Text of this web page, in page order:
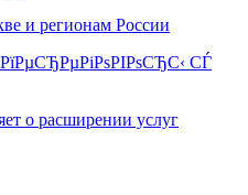
и регионам России
СЃ
о расширении услуг